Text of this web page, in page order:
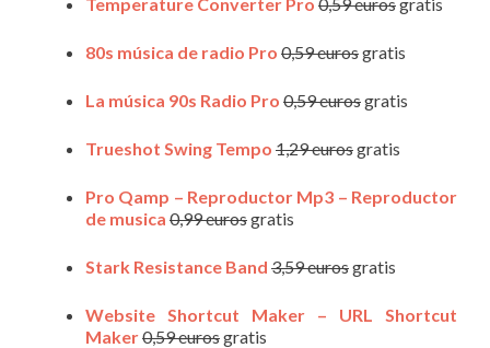
80s música de radio Pro 0,59 eurosgratis
La música 90s Radio Pro 0,59 eurosgratis
Trueshot Swing Tempo 1,29 eurosgratis
Pro Qamp – Reproductor Mp3 – Reproductor
de musica 0,99 eurosgratis
Stark Resistance Band 3,59 eurosgratis
Website Shortcut Maker – URL Shortcut
Maker0,59 eurosgratis